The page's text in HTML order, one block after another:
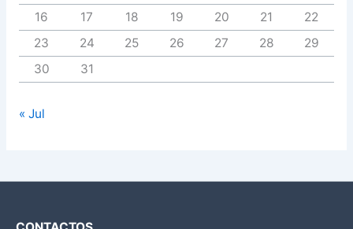
16
17 18 19 20 21
22
23
24 25 26 27 28
29
30
31
« Jul